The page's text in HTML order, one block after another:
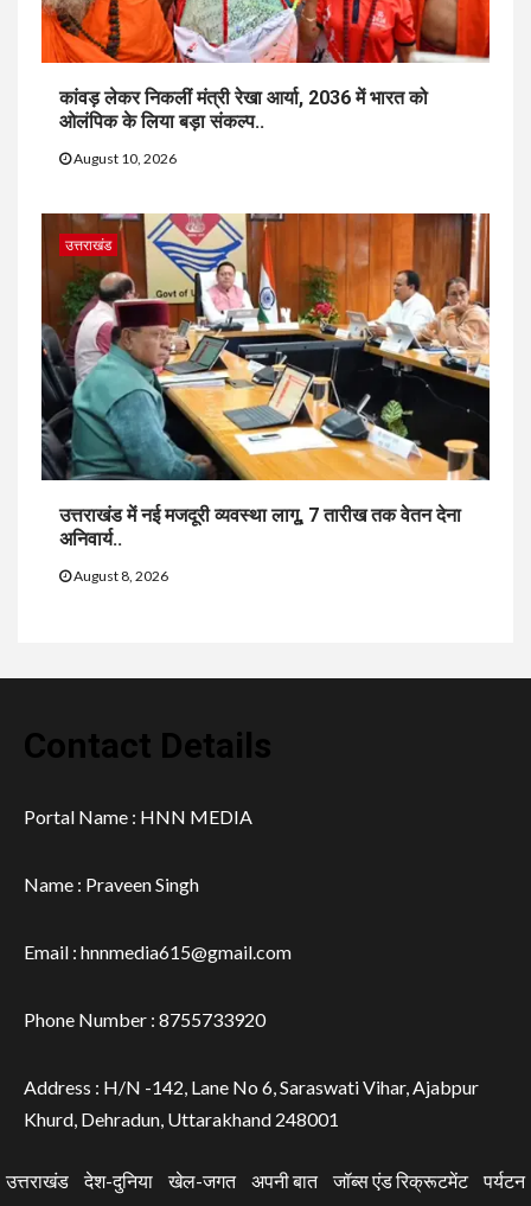
कांवड़ लेकर निकलीं मंत्री रेखा आर्या, 2036 में भारत को
ओलंपिक के लिया बड़ा संकल्प..
August 10, 2026
उत्तराखंड
उत्तराखंड में नई मजदूरी व्यवस्था लागू, 7 तारीख तक वेतन देना
अनिवार्य..
August 8, 2026
Contact Details
Portal Name : HNN MEDIA
Name : Praveen Singh
Email : hnnmedia615@gmail.com
Phone Number : 8755733920
Address : H/N -142, Lane No 6, Saraswati Vihar, Ajabpur
Khurd, Dehradun, Uttarakhand 248001
उत्तराखंड देश-दुनिया खेल-जगत अपनी बात जॉब्स एंड रिक्रूटमेंट पर्यटन